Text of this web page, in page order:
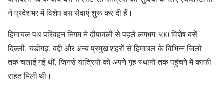
ने प्रदेशभर में विशेष बस सेवाएं शुरू कर दी हैं।
हिमाचल पथ परिवहन निगम ने दीपावली से पहले लगभग 300 विशेष बसें
दिल्ली, चंडीगढ़, बद्दी और अन्य प्रमुख शहरों से हिमाचल के विभिन्न जिलों
तक चलाई गई थीं, जिनसे यात्रियों को अपने गृह स्थानों तक पहुंचने में काफी
राहत मिली थी।